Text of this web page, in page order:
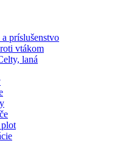
príslušenstvo
vtákom
laná